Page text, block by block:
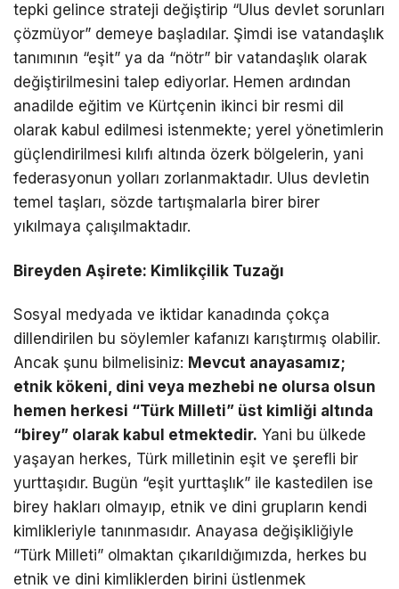
tepki gelince strateji değiştirip “Ulus devlet sorunları
çözmüyor” demeye başladılar. Şimdi ise vatandaşlık
tanımının “eşit” ya da “nötr” bir vatandaşlık olarak
değiştirilmesini talep ediyorlar. Hemen ardından
anadilde eğitim ve Kürtçenin ikinci bir resmi dil
olarak kabul edilmesi istenmekte; yerel yönetimlerin
güçlendirilmesi kılıfı altında özerk bölgelerin, yani
federasyonun yolları zorlanmaktadır. Ulus devletin
temel taşları, sözde tartışmalarla birer birer
yıkılmaya çalışılmaktadır.
Bireyden Aşirete: Kimlikçilik Tuzağı
Sosyal medyada ve iktidar kanadında çokça
dillendirilen bu söylemler kafanızı karıştırmış olabilir.
Ancak şunu bilmelisiniz: Mevcut anayasamız;
etnik kökeni, dini veya mezhebi ne olursa olsun
hemen herkesi “Türk Milleti” üst kimliği altında
“birey” olarak kabul etmektedir. Yani bu ülkede
yaşayan herkes, Türk milletinin eşit ve şerefli bir
yurttaşıdır. Bugün “eşit yurttaşlık” ile kastedilen ise
birey hakları olmayıp, etnik ve dini grupların kendi
kimlikleriyle tanınmasıdır. Anayasa değişikliğiyle
“Türk Milleti” olmaktan çıkarıldığımızda, herkes bu
etnik ve dini kimliklerden birini üstlenmek